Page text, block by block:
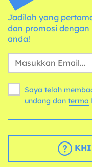
Jadilah yang
dan promosi
anda!
Saya telah
undang dan terma